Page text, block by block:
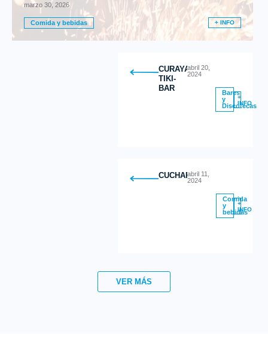
marzo 30, 2026
Comida y bebidas + INFO
CURAYACU
TIKI-
BAR
abril 20,
2024
Bares
y
Discotecas
+
INFO
CUCHARITAS
abril 11,
2024
Comida
y
bebidas
+
INFO
VER MÁS